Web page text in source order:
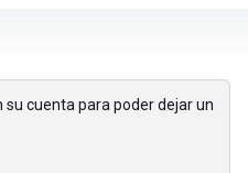
su cuenta para poder dejar un